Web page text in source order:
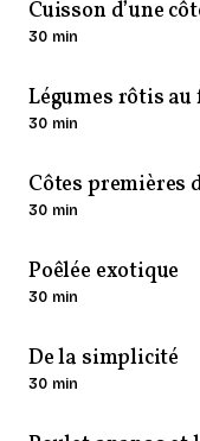
Cuisson d’une
30 min
Légumes rôtis au
30 min
Côtes premières
30 min
Poêlée exotique
30 min
De la simplicité
30 min